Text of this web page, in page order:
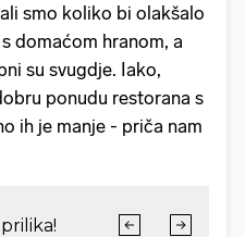
smo koliko bi olakšalo
domaćom hranom, a
su svugdje. Iako,
ponudu restorana s
ih je manje - priča nam